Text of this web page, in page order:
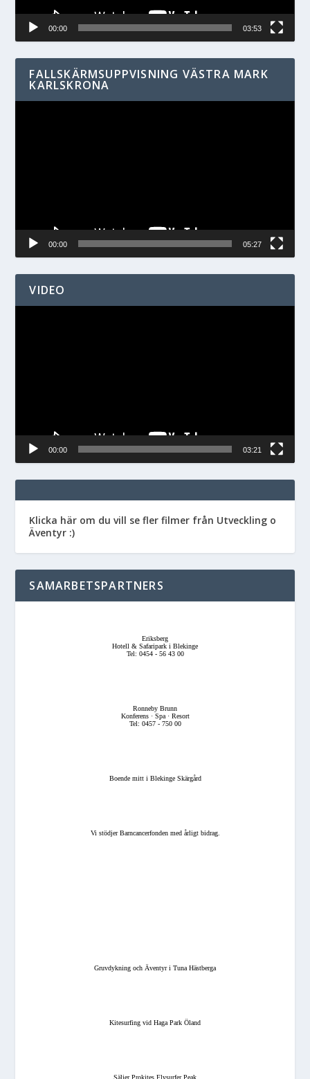
00:00 03:53
FALLSKÄRMSUPPVISNING VÄSTRA MARK
KARLSKRONA
00:00 05:27
VIDEO
00:00 03:21
Klicka här om du vill se fler filmer från Utveckling o
Äventyr :)
SAMARBETSPARTNERS
Eriksberg
Hotell & Safaripark i Blekinge
Tel: 0454 - 56 43 00
Ronneby Brunn
Konferens · Spa · Resort
Tel: 0457 - 750 00
Boende mitt i Blekinge Skärgård
Vi stödjer Barncancerfonden med årligt bidrag.
Gruvdykning och Äventyr i Tuna Hästberga
Kitesurfing vid Haga Park Öland
Säljer Prokites Flysurfer Peak